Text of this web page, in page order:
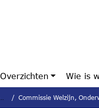
Overzichten Wie is
Commissie Welzijn,